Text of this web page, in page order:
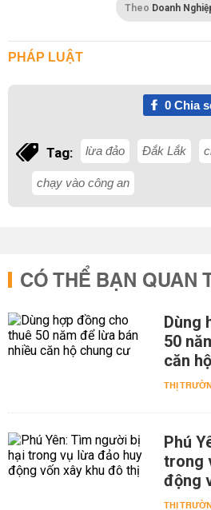
Theo Doanh
PHÁP LUẬT
0Chia
Tag: lừa đảo Đắk Lắk
chạy vào công an
CÓ THỂ BẠN QUAN
Dùng
50
căn
THỊ
Phú
trong
động
THỊ